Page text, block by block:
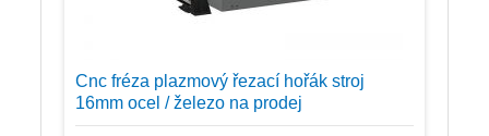
Cnc fréza plazmový řezací hořák stroj
16mm ocel / železo na prodej